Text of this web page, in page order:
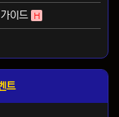
이드 H
트